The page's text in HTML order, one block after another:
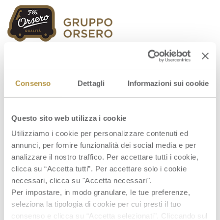
Consenso Dettagli Informazioni sui cookie
Questo sito web utilizza i cookie
Utilizziamo i cookie per personalizzare contenuti ed
annunci, per fornire funzionalità dei social media e per
analizzare il nostro traffico. Per accettare tutti i cookie,
clicca su “Accetta tutti”. Per accettare solo i cookie
necessari, clicca su "Accetta necessari".
Per impostare, in modo granulare, le tue preferenze,
seleziona la tipologia di cookie per cui presti il tuo
consenso e clicca su “Accetta selezionati”. Cliccando sul
Orsero-S.p.A.-CS-Discovery-Italy